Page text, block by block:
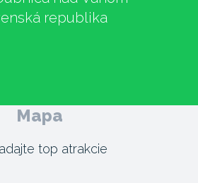
republika
Mapa
top atrakcie